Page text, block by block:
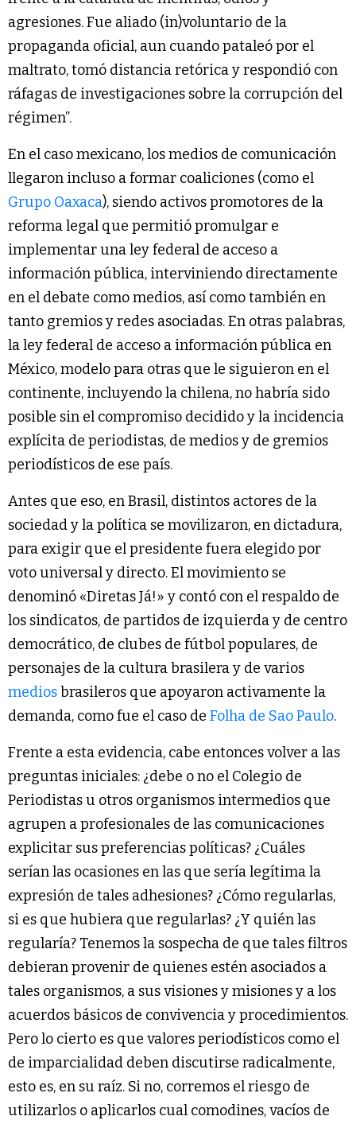
agresiones. Fue aliado (in)voluntario de la
propaganda oficial, aun cuando pataleó por el
maltrato, tomó distancia retórica y respondió con
ráfagas de investigaciones sobre la corrupción del
régimen”.
En el caso mexicano, los medios de comunicación
llegaron incluso a formar coaliciones (como el
Grupo Oaxaca), siendo activos promotores de la
reforma legal que permitió promulgar e
implementar una ley federal de acceso a
información pública, interviniendo directamente
en el debate como medios, así como también en
tanto gremios y redes asociadas. En otras palabras,
la ley federal de acceso a información pública en
México, modelo para otras que le siguieron en el
continente, incluyendo la chilena, no habría sido
posible sin el compromiso decidido y la incidencia
explícita de periodistas, de medios y de gremios
periodísticos de ese país.
Antes que eso, en Brasil, distintos actores de la
sociedad y la política se movilizaron, en dictadura,
para exigir que el presidente fuera elegido por
voto universal y directo. El movimiento se
denominó «Diretas Já!» y contó con el respaldo de
los sindicatos, de partidos de izquierda y de centro
democrático, de clubes de fútbol populares, de
personajes de la cultura brasilera y de varios
mediosbrasileros que apoyaron activamente la
demanda, como fue el caso de Folha de Sao Paulo.
Frente a esta evidencia, cabe entonces volver a las
preguntas iniciales: ¿debe o no el Colegio de
Periodistas u otros organismos intermedios que
agrupen a profesionales de las comunicaciones
explicitar sus preferencias políticas? ¿Cuáles
serían las ocasiones en las que sería legítima la
expresión de tales adhesiones? ¿Cómo regularlas,
si es que hubiera que regularlas? ¿Y quién las
regularía? Tenemos la sospecha de que tales filtros
debieran provenir de quienes estén asociados a
tales organismos, a sus visiones y misiones y a los
acuerdos básicos de convivencia y procedimientos.
Pero lo cierto es que valores periodísticos como el
de imparcialidad deben discutirse radicalmente,
esto es, en su raíz. Si no, corremos el riesgo de
utilizarlos o aplicarlos cual comodines, vacíos de